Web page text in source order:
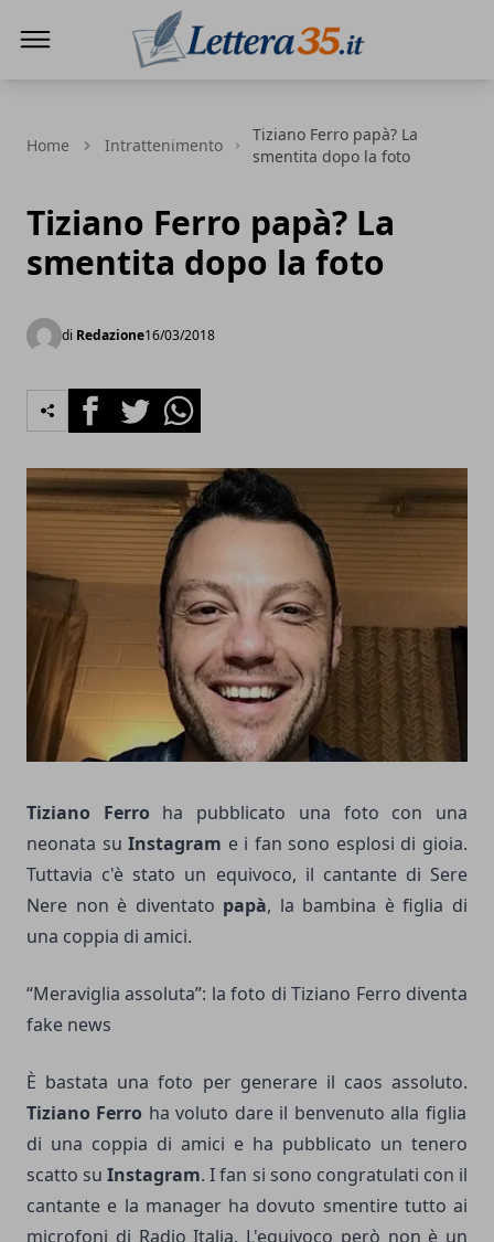
Home Intrattenimento
Tiziano Ferro papà? La
smentita dopo la foto
Tiziano Ferro papà? La
smentita dopo la foto
di Redazione16/03/2018
FacebookTwitterWhatsapp
Tiziano Ferro ha pubblicato una foto con una
neonata su Instagram e i fan sono esplosi di gioia.
Tuttavia c'è stato un equivoco, il cantante di Sere
Nere non è diventato papà, la bambina è figlia di
una coppia di amici.
“Meraviglia assoluta”: la foto di Tiziano Ferro diventa
fake news
È bastata una foto per generare il caos assoluto.
Tiziano Ferro ha voluto dare il benvenuto alla figlia
di una coppia di amici e ha pubblicato un tenero
scatto suInstagram. I fan si sono congratulati con il
cantante e la manager ha dovuto smentire tutto ai
microfoni di Radio Italia. L'equivoco però non è un